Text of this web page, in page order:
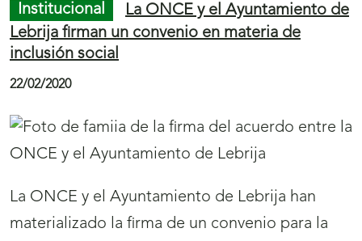
Institucional
La ONCE y el Ayuntamiento de
Lebrija firman un convenio en materia de
inclusión social
22/02/2020
La ONCE y el Ayuntamiento de Lebrija han
materializado la firma de un convenio para la